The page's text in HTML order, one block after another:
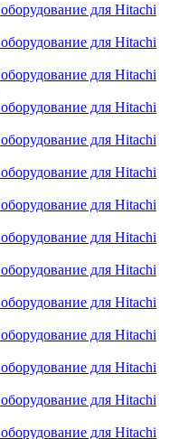
для Hitachi
для Hitachi
для Hitachi
для Hitachi
для Hitachi
для Hitachi
для Hitachi
для Hitachi
для Hitachi
для Hitachi
для Hitachi
для Hitachi
для Hitachi
для Hitachi